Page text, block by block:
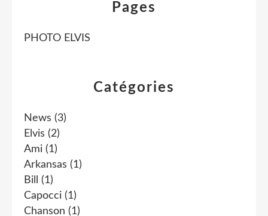
Catégories
News (3)
Elvis (2)
Ami (1)
Arkansas (1)
Bill
(1)
Capocci (1)
Chanson (1)
Pages
PHOTO ELVIS